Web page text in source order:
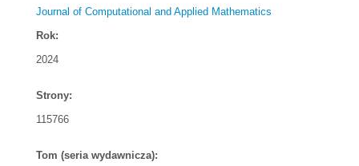
Journal of Computational and Applied Mathematics
Rok:
2024
Strony:
115766
Tom (seria wydawnicza):